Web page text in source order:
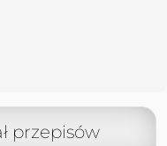
przepisów